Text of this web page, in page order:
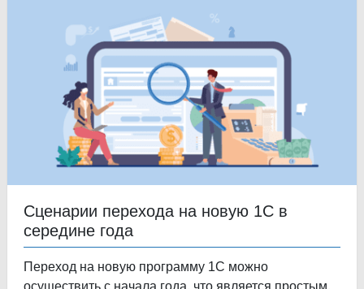
Сценарии перехода на новую 1С в
середине года
Переход на новую программу 1С можно
осуществить с начала года, что является простым,